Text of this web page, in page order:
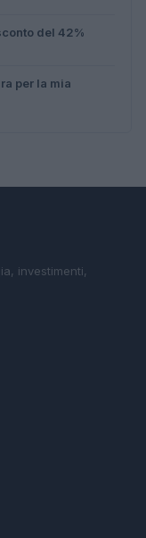
del 42%
per la mia
investimenti,